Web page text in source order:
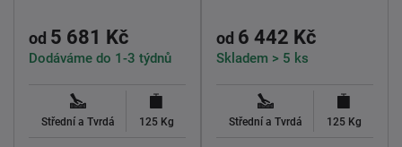
od 5 681 Kč
Dodáváme do 1-3 týdnů
Střední a Tvrdá 125 Kg
od 6 442 Kč
Skladem > 5 ks
Střední a Tvrdá 125 Kg